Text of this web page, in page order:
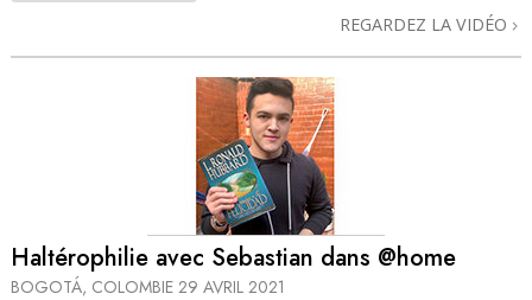
REGARDEZ LA VIDÉO
Haltérophilie avec Sebastian dans @home
BOGOTÁ, COLOMBIE 29 AVRIL 2021